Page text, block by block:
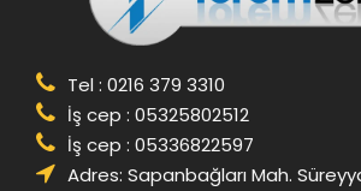
Tel : 0216 379 3310
İş cep : 05325802512
İş cep : 05336822597
Adres: Sapanbağları Mah.